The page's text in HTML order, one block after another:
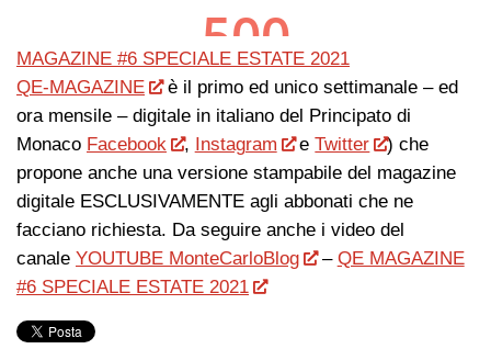
MAGAZINE #6 SPECIALE ESTATE 2021
QE-MAGAZINE
è il primo ed unico settimanale – ed
ora mensile – digitale in italiano del Principato di
Monaco Facebook , Instagram eTwitter
) che
propone anche una versione stampabile del magazine
digitale ESCLUSIVAMENTE agli abbonati che ne
facciano richiesta. Da seguire anche i video del
canale YOUTUBE MonteCarloBlog – QE MAGAZINE
#6 SPECIALE ESTATE 2021